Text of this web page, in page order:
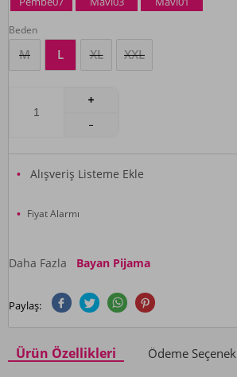
Beden
M L XL XXL
Alışveriş Listeme Ekle
Fiyat Alarmı
Daha Fazla Bayan Pijama
Paylaş:
Ürün Özellikleri Ödeme